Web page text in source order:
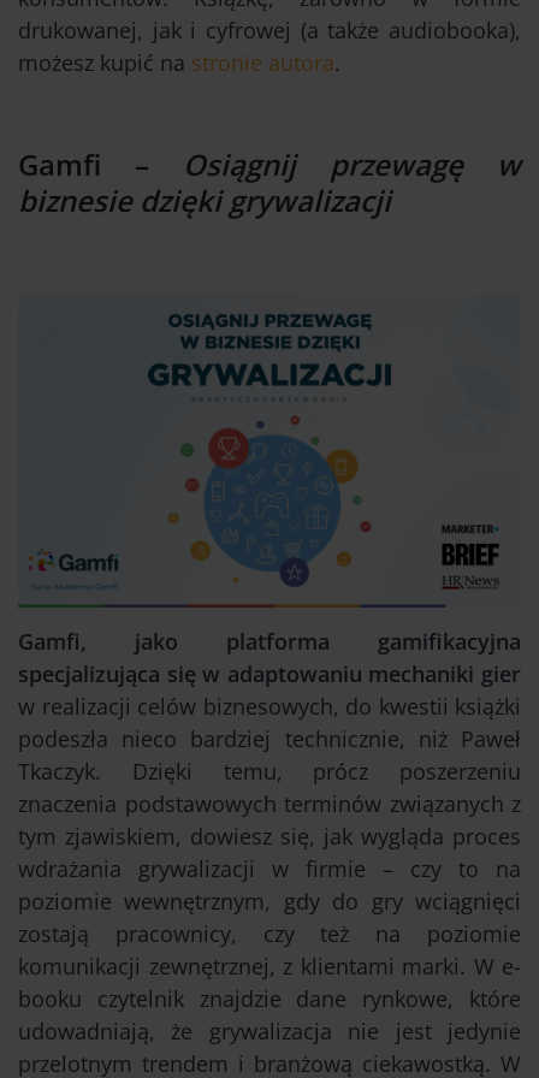
drukowanej, jak i cyfrowej (a także audiobooka),
możesz kupić na stronie autora.
Gamfi – Osiągnij przewagę w
biznesiedzięki grywalizacji
Gamfi, jako platforma gamifikacyjna
specjalizująca się w adaptowaniu mechaniki gier
w realizacji celów biznesowych, do kwestii książki
podeszła nieco bardziej technicznie, niż Paweł
Tkaczyk. Dzięki temu, prócz poszerzeniu
znaczenia podstawowych terminów związanych z
tym zjawiskiem, dowiesz się, jak wygląda proces
wdrażania grywalizacji w firmie – czy to na
poziomie wewnętrznym, gdy do gry wciągnięci
zostają pracownicy, czy też na poziomie
komunikacji zewnętrznej, z klientami marki. W e-
booku czytelnik znajdzie dane rynkowe, które
udowadniają, że grywalizacja nie jest jedynie
przelotnym trendem i branżową ciekawostką. W